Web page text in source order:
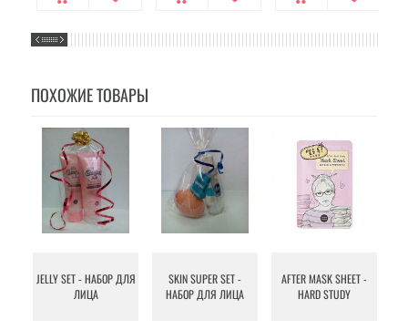
ПОХОЖИЕ ТОВАРЫ
JELLY SET - НАБОР ДЛЯ
ЛИЦА
SKIN SUPER SET -
НАБОР ДЛЯ ЛИЦА
AFTER MASK SHEET -
HARD STUDY